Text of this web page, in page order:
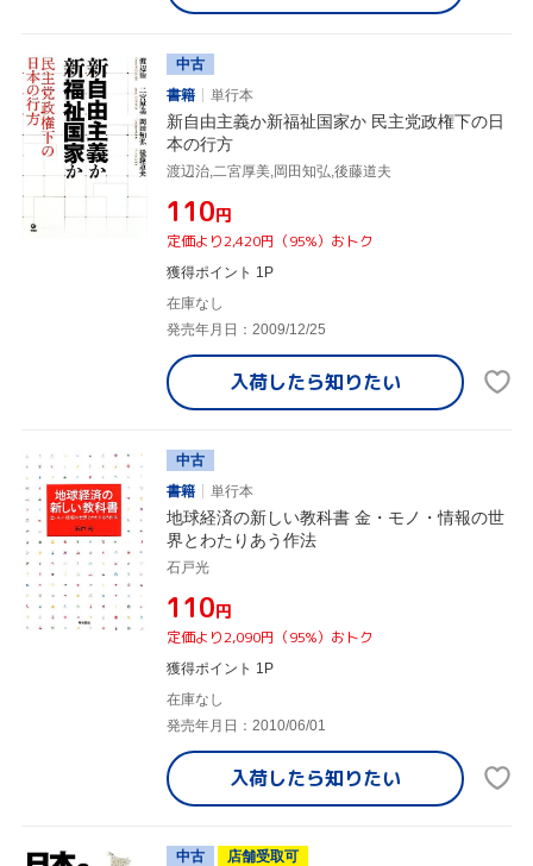
中古
書籍
単行本
新自由主義か新福祉国家か 民主党政権下の日
本の行方
渡辺治,二宮厚美,岡田知弘,後藤道夫
¥110円
定価より2,420円（95%）おトク
獲得ポイント 1P
在庫なし
発売年月日：2009/12/25
入荷したら知りたい
中古
書籍
単行本
地球経済の新しい教科書 金・モノ・情報の世
界とわたりあう作法
石戸光
¥110円
定価より2,090円（95%）おトク
獲得ポイント 1P
在庫なし
発売年月日：2010/06/01
入荷したら知りたい
中古
店舗受取可